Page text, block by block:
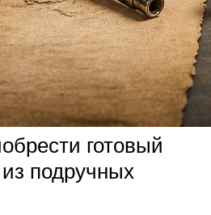
готовый
подручных